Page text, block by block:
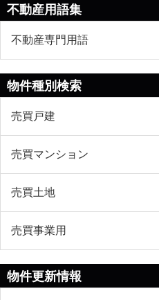
不動産用語集
不動産専門用語
物件種別検索
売買戸建
売買マンション
売買土地
売買事業用
物件更新情報